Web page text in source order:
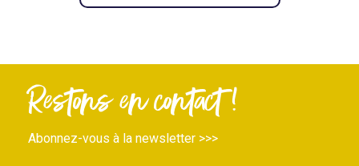
Restons en contact !
Abonnez-vous à la newsletter >>>